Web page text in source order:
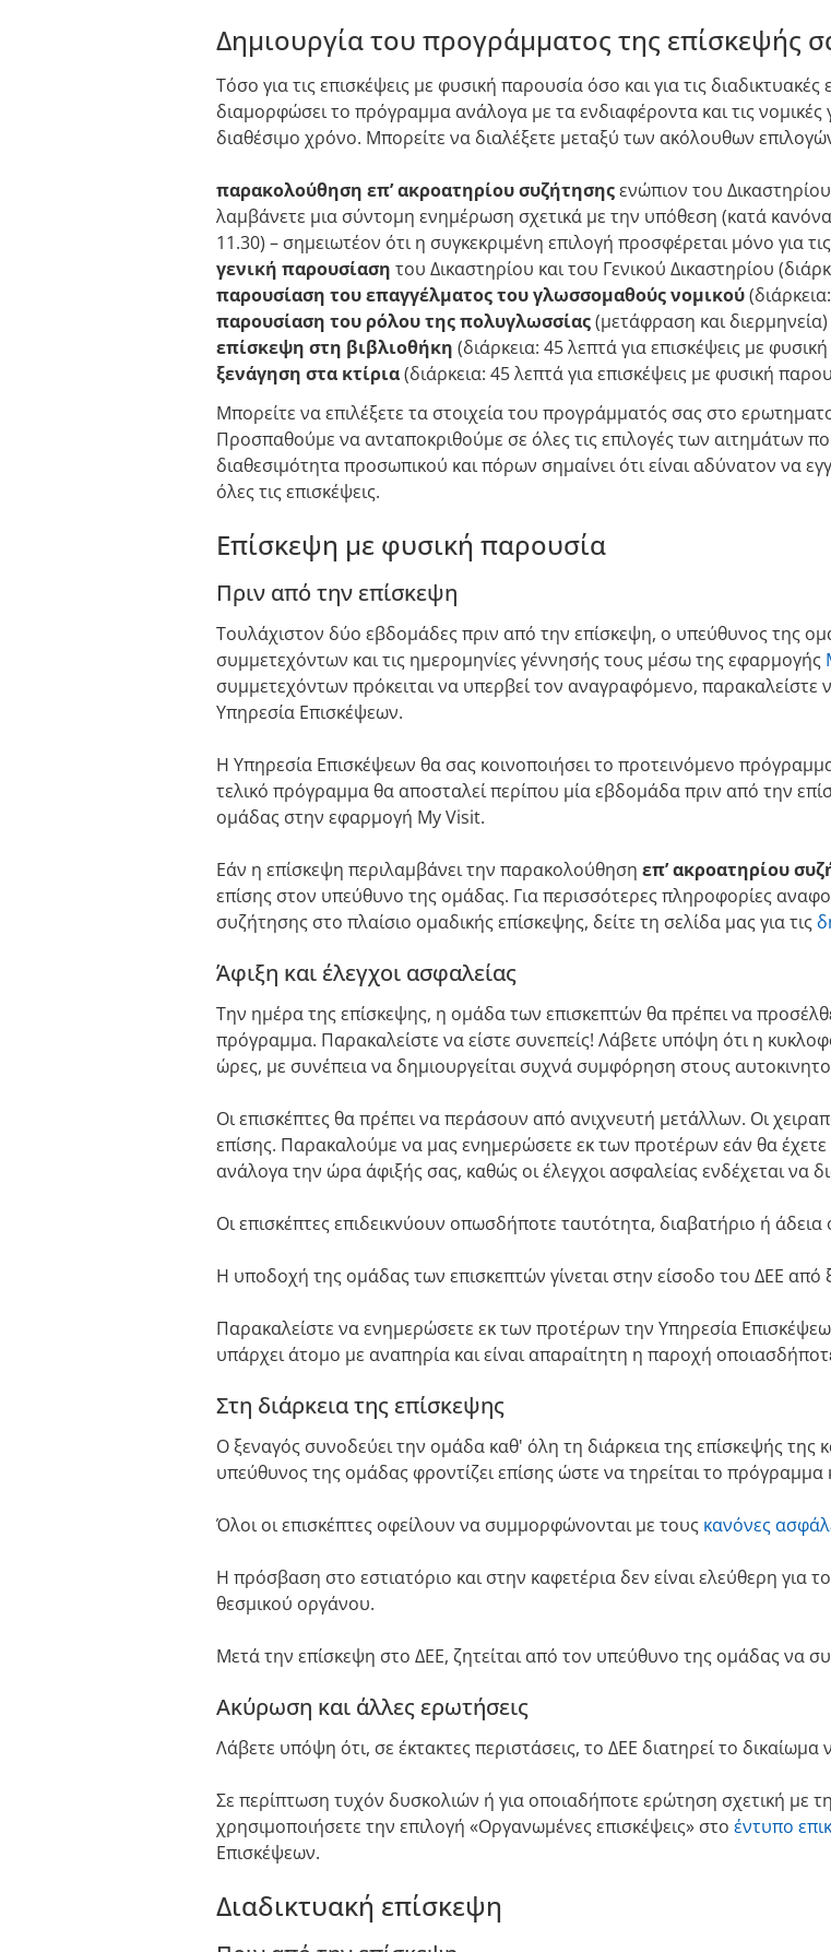
Δημιουργία του προγράμματος της επίσκεψής
Τόσο για τις επισκέψεις με φυσική παρουσία όσο και για τις
διαμορφώσει το πρόγραμμα ανάλογα με τα ενδιαφέροντα και τις
διαθέσιμο χρόνο. Μπορείτε να διαλέξετε μεταξύ των ακόλουθων
παρακολούθηση επ’ ακροατηρίου συζήτησηςενώπιον του
λαμβάνετε μια σύντομη ενημέρωση σχετικά με την υπόθεση (κατά
11.30) – σημειωτέον ότι η συγκεκριμένη επιλογή προσφέρεται μόνο για
γενική παρουσίαση του Δικαστηρίου και του Γενικού Δικαστηρίου
παρουσίαση του επαγγέλματος του γλωσσομαθούς νομικού
παρουσίαση του ρόλου της πολυγλωσσίας(μετάφραση και
επίσκεψη στη βιβλιοθήκη (διάρκεια: 45 λεπτά για επισκέψεις με
ξενάγηση στα κτίρια(διάρκεια: 45 λεπτά για επισκέψεις με φυσική
Μπορείτε να επιλέξετε τα στοιχεία του προγράμματός σας στο
Προσπαθούμε να ανταποκριθούμε σε όλες τις επιλογές των αιτημάτων
διαθεσιμότητα προσωπικού και πόρων σημαίνει ότι είναι αδύνατον να
όλες τις επισκέψεις.
Επίσκεψη με φυσική παρουσία
Πριν από την επίσκεψη
Τουλάχιστον δύο εβδομάδες πριν από την επίσκεψη, ο υπεύθυνος της
συμμετεχόντων και τις ημερομηνίες γέννησής τους μέσω της εφαρμογής
συμμετεχόντων πρόκειται να υπερβεί τον αναγραφόμενο,
Υπηρεσία Επισκέψεων.
Η Υπηρεσία Επισκέψεων θα σας κοινοποιήσει το προτεινόμενο
τελικό πρόγραμμα θα αποσταλεί περίπου μία εβδομάδα πριν από την
ομάδας στην εφαρμογή My Visit.
Εάν η επίσκεψη περιλαμβάνει την παρακολούθησηεπ’ ακροατηρίου
επίσης στον υπεύθυνο της ομάδας. Για περισσότερες πληροφορίες
συζήτησης στο πλαίσιο ομαδικής επίσκεψης, δείτε τη σελίδα μας για τις
Άφιξη και έλεγχοι ασφαλείας
Την ημέρα της επίσκεψης, η ομάδα των επισκεπτών θα πρέπει να
πρόγραμμα. Παρακαλείστε να είστε συνεπείς! Λάβετε υπόψη ότι η
ώρες, με συνέπεια να δημιουργείται συχνά συμφόρηση στους
Οι επισκέπτες θα πρέπει να περάσουν από ανιχνευτή μετάλλων. Οι
επίσης. Παρακαλούμε να μας ενημερώσετε εκ των προτέρων εάν θα
ανάλογα την ώρα άφιξής σας, καθώς οι έλεγχοι ασφαλείας ενδέχεται να
Οι επισκέπτες επιδεικνύουν οπωσδήποτε ταυτότητα, διαβατήριο ή
Η υποδοχή της ομάδας των επισκεπτών γίνεται στην είσοδο του ΔΕΕ
Παρακαλείστε να ενημερώσετε εκ των προτέρων την Υπηρεσία
υπάρχει άτομο με αναπηρία και είναι απαραίτητη η παροχή
Στη διάρκεια της επίσκεψης
Ο ξεναγός συνοδεύει την ομάδα καθ' όλη τη διάρκεια της επίσκεψής
υπεύθυνος της ομάδας φροντίζει επίσης ώστε να τηρείται το πρόγραμμα
Όλοι οι επισκέπτες οφείλουν να συμμορφώνονται με τους κανόνες
Η πρόσβαση στο εστιατόριο και στην καφετέρια δεν είναι ελεύθερη για
θεσμικού οργάνου.
Μετά την επίσκεψη στο ΔΕΕ, ζητείται από τον υπεύθυνο της ομάδας να
Ακύρωση και άλλες ερωτήσεις
Λάβετε υπόψη ότι, σε έκτακτες περιστάσεις, το ΔΕΕ διατηρεί το
Σε περίπτωση τυχόν δυσκολιών ή για οποιαδήποτε ερώτηση σχετική με
χρησιμοποιήσετε την επιλογή «Οργανωμένες επισκέψεις» στοέντυπο
Επισκέψεων.
Διαδικτυακή επίσκεψη